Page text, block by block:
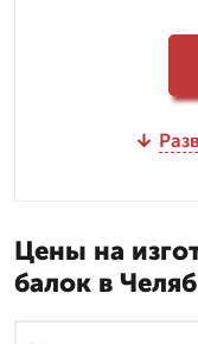
Цены на
балок в